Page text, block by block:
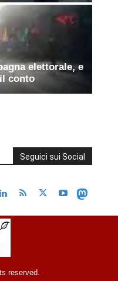
elettorale, e
conto
Seguici sui Social
reserved.